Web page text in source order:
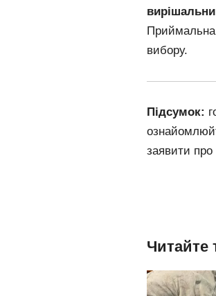
Приймальна
вибору.
Підсумок:
заявити про
Читайте